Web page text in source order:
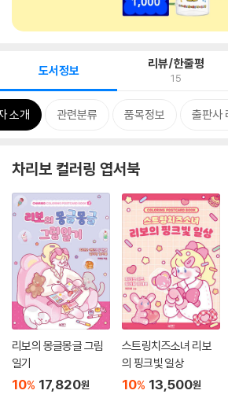
도서정보 리뷰/한줄평
15
소개 관련분류 품목정보 출판사
차리보 컬러링 엽서북
리보의 몽글몽글 그림
일기
10% 17,820원
스트링치즈소녀 리보
의 핑크빛 일상
10% 13,500원